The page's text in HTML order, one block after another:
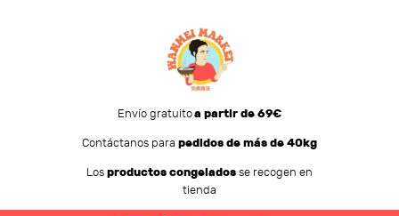
Envío gratuitoa partir de 69€
Contáctanos parapedidos de más de 40kg
Losproductos congeladosse recogen en
tienda
WANMEI MARKET